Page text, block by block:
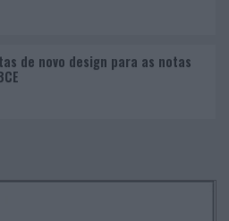
de novo design para as notas